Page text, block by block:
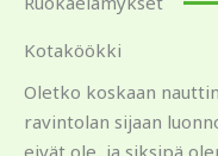
Kotaköökki
Oletko koskaan
ravintolan sijaan
eivät ole, ja siksipä